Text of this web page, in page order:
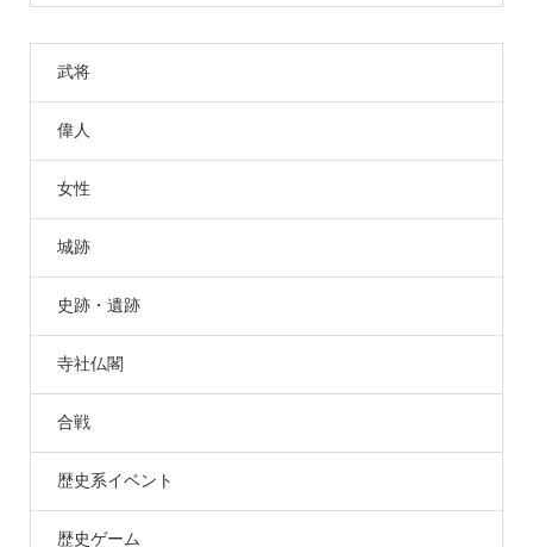
武将
偉人
女性
城跡
史跡・遺跡
寺社仏閣
合戦
歴史系イベント
歴史ゲーム